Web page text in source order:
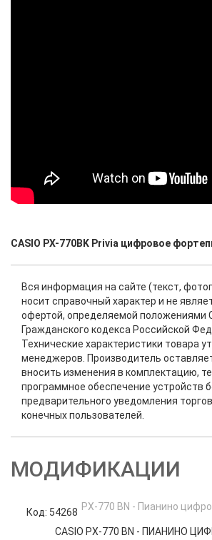
CASIO PX-770BK Privia цифровое
Вся информация на сайте (текст,
носит справочный характер и не
офертой, определяемой положениями
Гражданского кодекса Российской
Технические характеристики товара
менеджеров. Производитель
вносить изменения в комплектацию,
программное обеспечение устройств
предварительного уведомления
конечных пользователей.
МОДИФИКАЦИИ
Код: 54268
CASIO PX-770 BN - ПИАНИНО